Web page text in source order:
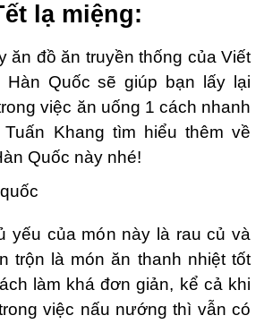
lạ miệng:
ăn đồ ăn truyền thống của Viết
Hàn Quốc sẽ giúp bạn lấy lại
việc ăn uống 1 cách nhanh
Khang tìm hiểu thêm về
Quốc này nhé!
yếu của món này là rau củ và
trộn là món ăn thanh nhiệt tốt
làm khá đơn giản, kể cả khi
việc nấu nướng thì vẫn có